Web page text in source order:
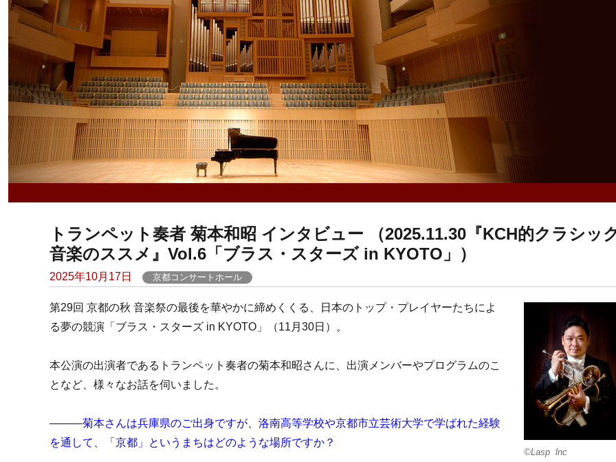
トランペット奏者 菊本和昭 インタビュー （2025.11.30『KCH的クラシッ
音楽のススメ』Vol.6「ブラス・スターズ in KYOTO」）
Posted
2025年10月17日 京都コンサートホール
©Lasp lnc
第29回 京都の秋 音楽祭の最後を華やかに締めくくる、日本のトップ・プレイヤーたちによ
る夢の競演「ブラス・スターズ in KYOTO」（11月30日）。
本公演の出演者であるトランペット奏者の菊本和昭さんに、出演メンバーやプログラムのこ
となど、様々なお話を伺いました。
―――菊本さんは兵庫県のご出身ですが、洛南高等学校や京都市立芸術大学で学ばれた経験
を通して、「京都」というまちはどのような場所ですか？